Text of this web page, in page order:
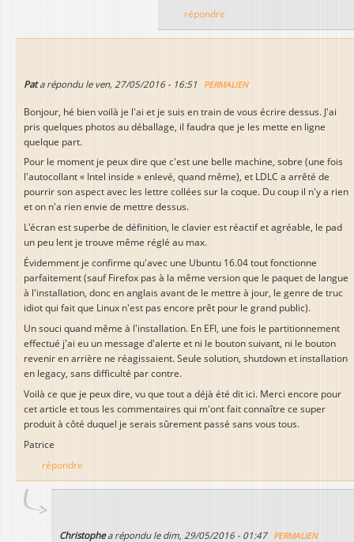
répondre
Pata répondu le ven, 27/05/2016 - 16:51 PERMALIEN
Bonjour, hé bien voilà je l'ai et je suis en train de vous écrire dessus. J'ai
pris quelques photos au déballage, il faudra que je les mette en ligne
quelque part.
Pour le moment je peux dire que c'est une belle machine, sobre (une fois
l'autocollant « Intel inside » enlevé, quand même), et LDLC a arrêté de
pourrir son aspect avec les lettre collées sur la coque. Du coup il n'y a rien
et on n'a rien envie de mettre dessus.
L'écran est superbe de définition, le clavier est réactif et agréable, le pad
un peu lent je trouve même réglé au max.
Évidemment je confirme qu'avec une Ubuntu 16.04 tout fonctionne
parfaitement (sauf Firefox pas à la même version que le paquet de langue
à l'installation, donc en anglais avant de le mettre à jour, le genre de truc
idiot qui fait que Linux n'est pas encore prêt pour le grand public).
Un souci quand même à l'installation. En EFI, une fois le partitionnement
effectué j'ai eu un message d'alerte et ni le bouton suivant, ni le bouton
revenir en arrière ne réagissaient. Seule solution, shutdown et installation
en legacy, sans difficulté par contre.
Voilà ce que je peux dire, vu que tout a déjà été dit ici. Merci encore pour
cet article et tous les commentaires qui m'ont fait connaître ce super
produit à côté duquel je serais sûrement passé sans vous tous.
Patrice
répondre
Christophea répondu le dim, 29/05/2016 - 01:47 PERMALIEN